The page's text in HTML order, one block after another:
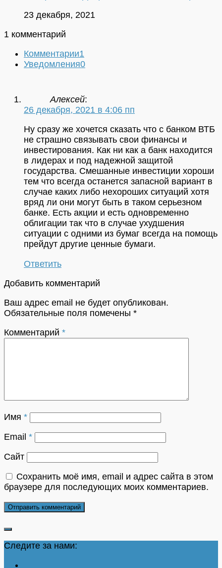
23 декабря, 2021
1 комментарий
Комментарии1
Уведомления0
Алексей:
26 декабря, 2021 в 4:06 пп
Ну сразу же хочется сказать что с банком ВТБ
не страшно связывать свои финансы и
инвестирования. Как ни как а банк находится
в лидерах и под надежной защитой
государства. Смешанные инвестиции хороши
тем что всегда останется запасной вариант в
случае каких либо нехороших ситуаций хотя
вряд ли они могут быть в таком серьезном
банке. Есть акции и есть одновременно
облигации так что в случае ухудшения
ситуации с одними из бумаг всегда на помощь
прейдут другие ценные бумаги.
Ответить
Добавить комментарий
Ваш адрес email не будет опубликован.
Обязательные поля помечены *
Комментарий *
Имя *
Email *
Сайт
Сохранить моё имя, email и адрес сайта в этом
браузере для последующих моих комментариев.
Следите за нами: